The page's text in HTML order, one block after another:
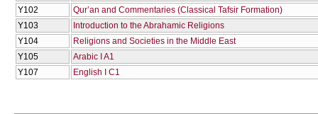
Υ102
Qur’an and Commentaries (Classical Tafsir Formation)
Υ103
Introduction to the Abrahamic Religions
Υ104
Religions and Societies in the Middle East
Υ105
Arabic I A1
Υ107
English I C1